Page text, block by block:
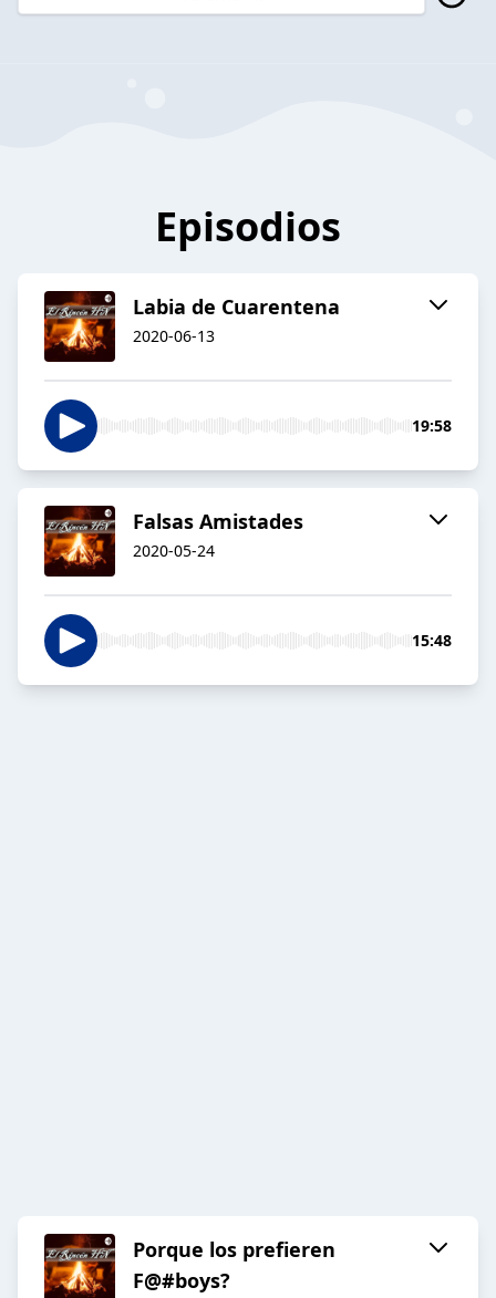
Episodios
Labia de Cuarentena
2020-06-13
19:58
Falsas Amistades
2020-05-24
15:48
Porque los prefieren
F@#boys?